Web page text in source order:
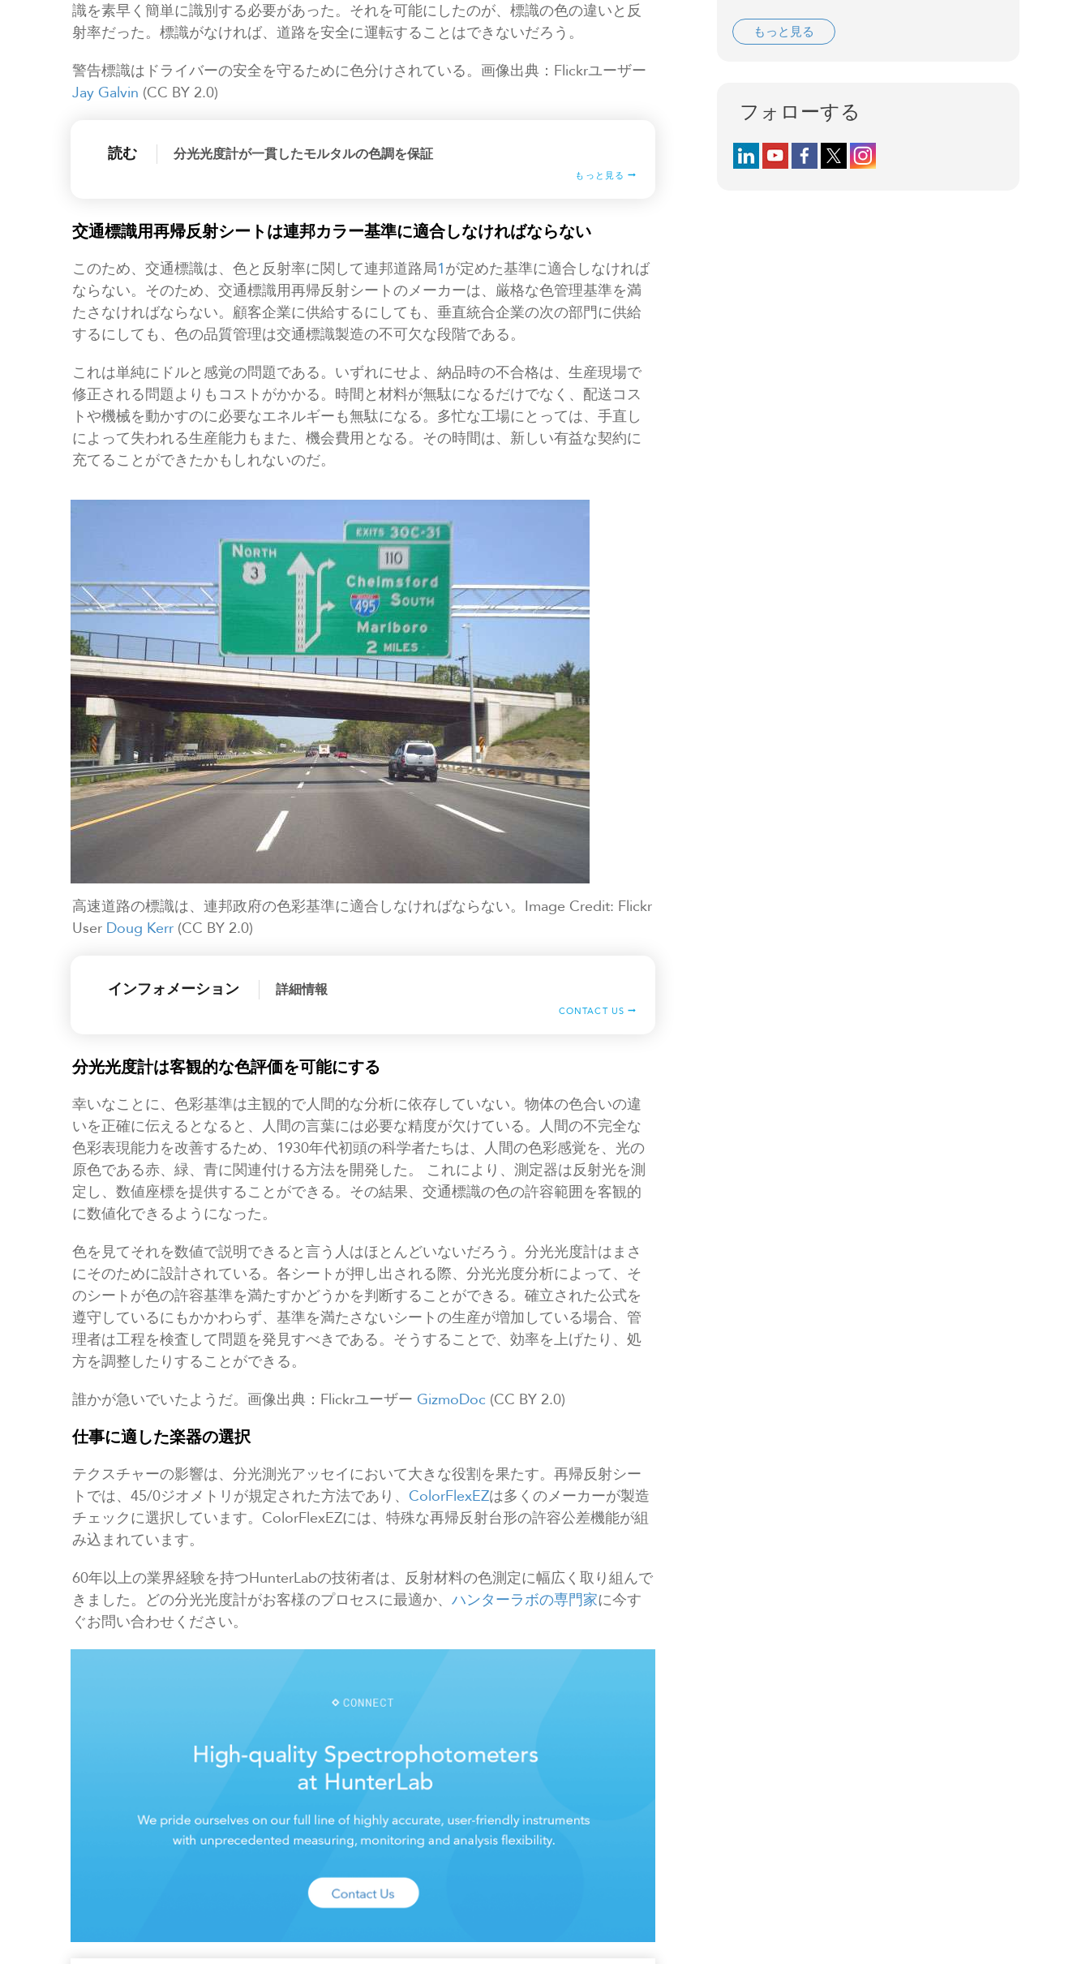
識を素早く簡単に識別する必要があった。それを可能にしたのが、標識の色の違いと反
射率だった。標識がなければ、道路を安全に運転することはできないだろう。
警告標識はドライバーの安全を守るために色分けされている。画像出典：Flickrユーザー
Jay Galvin (CC BY 2.0)
読む 分光光度計が一貫したモルタルの色調を保証
もっと見る
交通標識用再帰反射シートは連邦カラー基準に適合しなければならない
このため、交通標識は、色と反射率に関して連邦道路局1が定めた基準に適合しなければ
ならない。そのため、交通標識用再帰反射シートのメーカーは、厳格な色管理基準を満
たさなければならない。顧客企業に供給するにしても、垂直統合企業の次の部門に供給
するにしても、色の品質管理は交通標識製造の不可欠な段階である。
これは単純にドルと感覚の問題である。いずれにせよ、納品時の不合格は、生産現場で
修正される問題よりもコストがかかる。時間と材料が無駄になるだけでなく、配送コス
トや機械を動かすのに必要なエネルギーも無駄になる。多忙な工場にとっては、手直し
によって失われる生産能力もまた、機会費用となる。その時間は、新しい有益な契約に
充てることができたかもしれないのだ。
高速道路の標識は、連邦政府の色彩基準に適合しなければならない。Image Credit: Flickr
User Doug Kerr (CC BY 2.0)
インフォメーション 詳細情報
CONTACT US
分光光度計は客観的な色評価を可能にする
幸いなことに、色彩基準は主観的で人間的な分析に依存していない。物体の色合いの違
いを正確に伝えるとなると、人間の言葉には必要な精度が欠けている。人間の不完全な
色彩表現能力を改善するため、1930年代初頭の科学者たちは、人間の色彩感覚を、光の
原色である赤、緑、青に関連付ける方法を開発した。 これにより、測定器は反射光を測
定し、数値座標を提供することができる。その結果、交通標識の色の許容範囲を客観的
に数値化できるようになった。
色を見てそれを数値で説明できると言う人はほとんどいないだろう。分光光度計はまさ
にそのために設計されている。各シートが押し出される際、分光光度分析によって、そ
のシートが色の許容基準を満たすかどうかを判断することができる。確立された公式を
遵守しているにもかかわらず、基準を満たさないシートの生産が増加している場合、管
理者は工程を検査して問題を発見すべきである。そうすることで、効率を上げたり、処
方を調整したりすることができる。
誰かが急いでいたようだ。画像出典：Flickrユーザー GizmoDoc (CC BY 2.0)
仕事に適した楽器の選択
テクスチャーの影響は、分光測光アッセイにおいて大きな役割を果たす。再帰反射シー
トでは、45/0ジオメトリが規定された方法であり、 ColorFlexEZは多くのメーカーが製造
チェックに選択しています。ColorFlexEZには、特殊な再帰反射台形の許容公差機能が組
み込まれています。
60年以上の業界経験を持つHunterLabの技術者は、反射材料の色測定に幅広く取り組んで
きました。どの分光光度計がお客様のプロセスに最適か、 ハンターラボの専門家に今す
ぐお問い合わせください。
もっと見る
フォローする
Follow us on LinkedIn
Follow us on YouTube
Follow us on Facebook
Follow us on X (formerly Twitter)
Follow us on Instagram